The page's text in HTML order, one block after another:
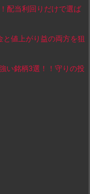
配当利回りだけで選ば
と値上がり益の両方を狙
い銘柄3選！！守りの投